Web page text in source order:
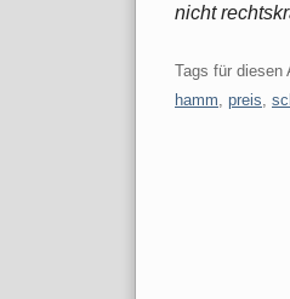
nicht
Tags für diesen
hamm preis